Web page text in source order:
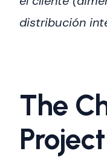
distribución
The
Project